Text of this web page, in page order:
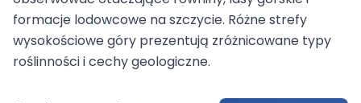
formacje lodowcowe na szczycie. Różne strefy
wysokościowe góry prezentują zróżnicowane typy
roślinności i cechy geologiczne.